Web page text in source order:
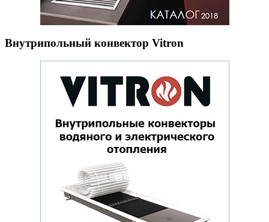
Внутрипольный конвектор Vitron